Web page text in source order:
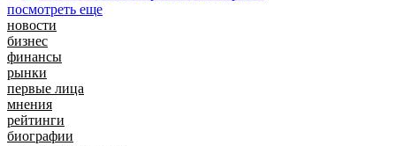
посмотреть еще
новости
бизнес
финансы
рынки
первые лица
мнения
рейтинги
биографии